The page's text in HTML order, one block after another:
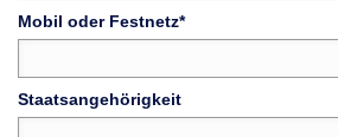
Mobil oder Festnetz*
Staatsangehörigkeit